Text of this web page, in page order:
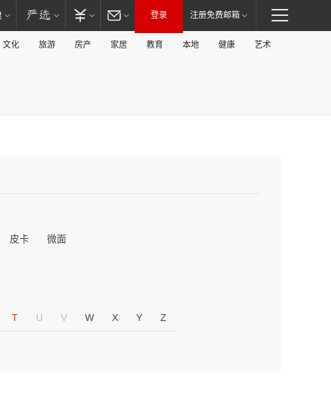
登录 注册免费邮箱
文化 旅游 房产 家居 教育 本地 健康 艺术
皮卡 微面
T U V W X Y Z